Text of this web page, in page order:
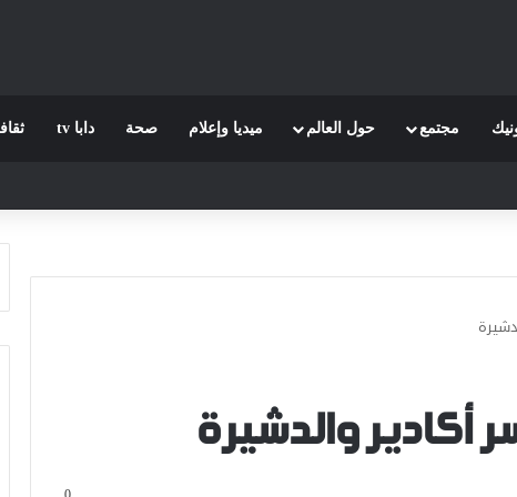
مجتمع حول العالم ميديا وإعلام صحة دابا tv
أكادير والدشيرة